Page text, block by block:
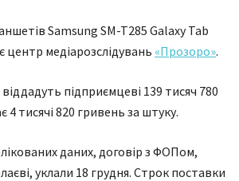
Samsung SM-T285 Galaxy Tab
центр медіарозслідувань «Прозоро».
віддадуть підприємцеві 139 тисяч 780
4 тисячі 820 гривень за штуку.
даних, договір з ФОПом,
уклали 18 грудня. Строк поставки